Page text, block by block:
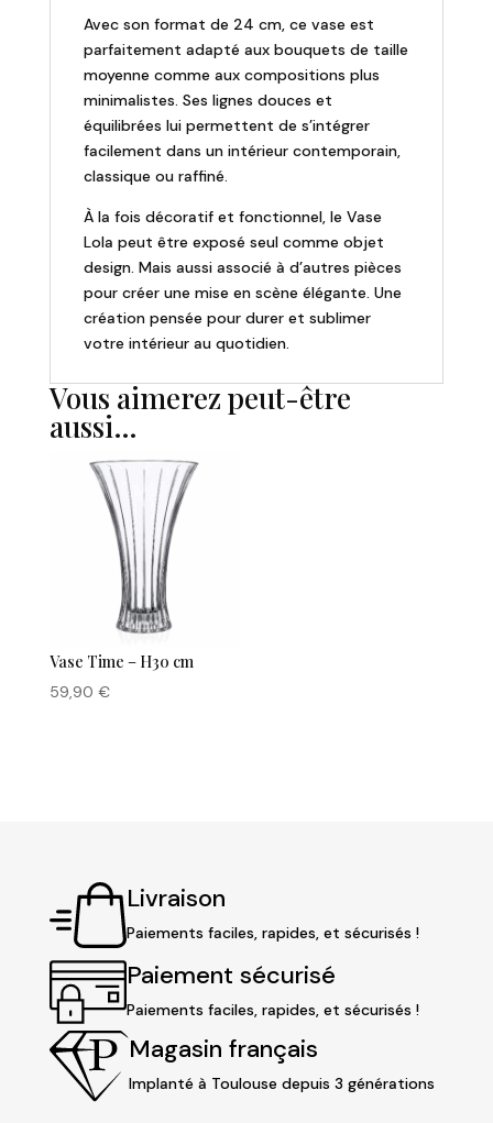
Avec son format de 24 cm, ce vase est
parfaitement adapté aux bouquets de taille
moyenne comme aux compositions plus
minimalistes. Ses lignes douces et
équilibrées lui permettent de s’intégrer
facilement dans un intérieur contemporain,
classique ou raffiné.
À la fois décoratif et fonctionnel, le Vase
Lola peut être exposé seul comme objet
design. Mais aussi associé à d’autres pièces
pour créer une mise en scène élégante. Une
création pensée pour durer et sublimer
votre intérieur au quotidien.
Vous aimerez peut-être
aussi…
Vase Time – H30 cm
59,90 €
Livraison
Paiements faciles, rapides, et sécurisés !
Paiement sécurisé
Paiements faciles, rapides, et sécurisés !
Magasin français
Implanté à Toulouse depuis 3 générations